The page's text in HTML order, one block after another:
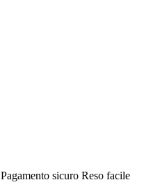
Pagamento sicuro Reso facile